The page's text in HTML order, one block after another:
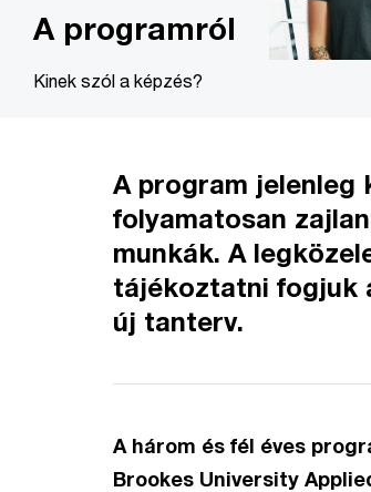
A programról
Kinek szól a képzés?
A program jelenleg
folyamatosan
munkák. A
tájékoztatni fogjuk
új tanterv.
A három és fél éves
Brookes University